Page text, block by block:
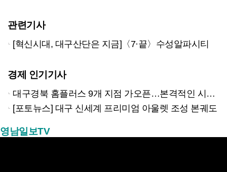
관련기사
[혁신시대, 대구산단은 지금]〈7·끝〉수성알파시티
경제 인기기사
대구경북 홈플러스 9개 지점 가오픈…본격적인 시험대 올랐다
[포토뉴스] 대구 신세계 프리미엄 아울렛 조성 본궤도
영남일보TV